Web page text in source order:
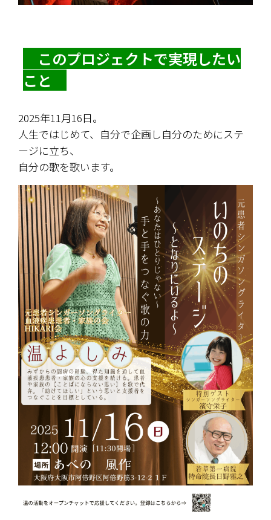
このプロジェクトで実現したい
こと
2025年11月16日。
人生ではじめて、自分で企画し自分のためにステ
ージに立ち、
自分の歌を歌います。